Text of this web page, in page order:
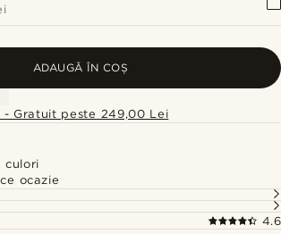
ADAUGĂ ÎN COȘ
- Gratuit peste 249,00 Lei
culori
ocazie
4.6